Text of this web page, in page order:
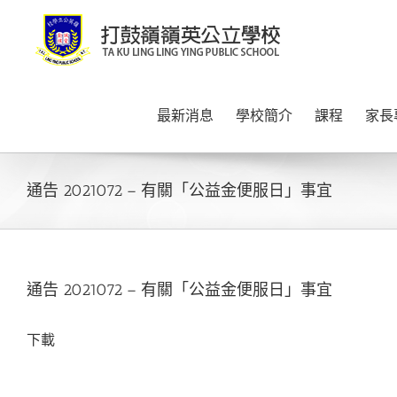
content
最新消息 學校簡介 課程 家
通告 2021072 – 有關「公益金便服日」事宜
通告 2021072 – 有關「公益金便服日」事宜
下載